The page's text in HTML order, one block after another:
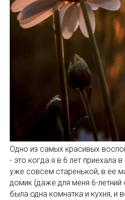
Одно из самых красивых
- это когда я в 6 лет приехала в
уже совсем старенькой, в ее
домик (даже для меня 6-летний
была одна комнатка и кухня, и